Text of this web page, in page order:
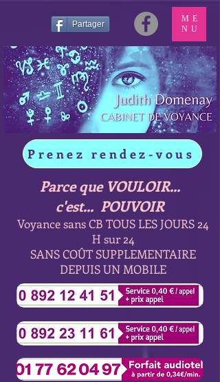
Partager
Prenez rendez-vous
Parce que VOULOIR...
c'est... POUVOIR
Voyance sans CB TOUS LES JOURS 24
H sur 24
SANS COÛT SUPPLEMENTAIRE
DEPUIS UN MOBILE
ME
NU